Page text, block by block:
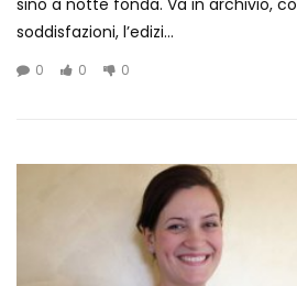
soddisfazioni, l’edizi...
0 0 0